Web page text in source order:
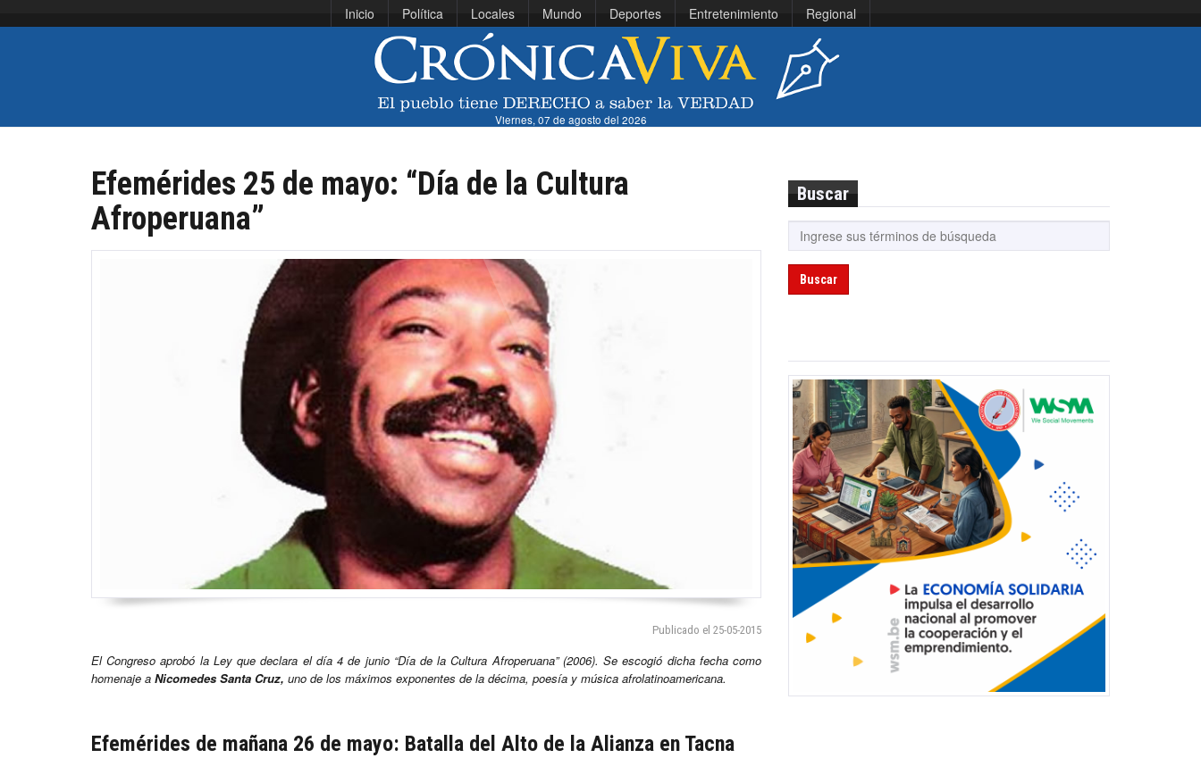
Inicio Política Locales Mundo Deportes Entretenimiento Regional
Viernes, 07 de agosto del 2026
Efemérides 25 de mayo: “Día de la Cultura
Afroperuana”
Publicado el 25-05-2015
El Congreso aprobó la Ley que declara el día 4 de junio “Día de la Cultura Afroperuana” (2006). Se escogió dicha fecha como
homenaje a Nicomedes Santa Cruz, uno de los máximos exponentes de la décima, poesía y música afrolatinoamericana.
Efemérides de mañana 26 de mayo: Batalla del Alto de la Alianza en Tacna
Buscar
Buscar